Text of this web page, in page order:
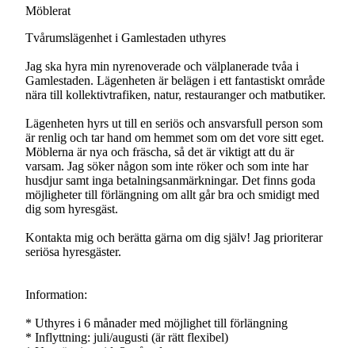
Möblerat
Tvårumslägenhet i Gamlestaden uthyres
Jag ska hyra min nyrenoverade och välplanerade tvåa i
Gamlestaden. Lägenheten är belägen i ett fantastiskt område
nära till kollektivtrafiken, natur, restauranger och matbutiker.
Lägenheten hyrs ut till en seriös och ansvarsfull person som
är renlig och tar hand om hemmet som om det vore sitt eget.
Möblerna är nya och fräscha, så det är viktigt att du är
varsam. Jag söker någon som inte röker och som inte har
husdjur samt inga betalningsanmärkningar. Det finns goda
möjligheter till förlängning om allt går bra och smidigt med
dig som hyresgäst.
Kontakta mig och berätta gärna om dig själv! Jag prioriterar
seriösa hyresgäster.
Information:
* Uthyres i 6 månader med möjlighet till förlängning
* Inflyttning: juli/augusti (är rätt flexibel)